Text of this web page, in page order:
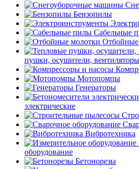
Бензопилы
Сабельные
пушки, осушители, вентиляторы
Мотопомпы
Генераторы
электрические
Вибротехника
оборудование
Бетонорезы